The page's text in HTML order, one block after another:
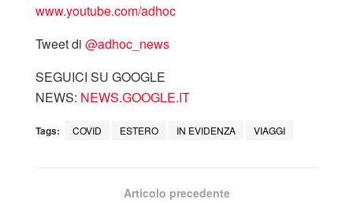
www.youtube.com/adhoc
Tweet di ‎@adhoc_news
SEGUICI SU GOOGLE
NEWS: NEWS.GOOGLE.IT
Tags: COVID ESTERO IN EVIDENZA VIAGGI
Articolo precedente